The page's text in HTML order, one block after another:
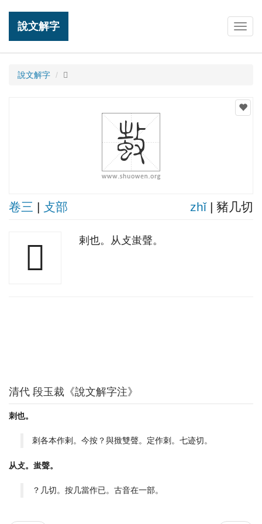
說文解字
說文解字 𢾫
卷三 | 攴部 zhǐ| 豬几切
𢾫 剌也。从攴蚩聲。
清代 段玉裁《說文解字注》
刺也。
刺各本作剌。今按？與㨖雙聲。定作刺。七迹切。
从攴。蚩聲。
？几切。按几當作已。古音在一部。